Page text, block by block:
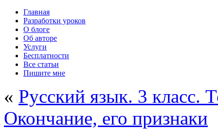
Главная
Разработки уроков
О блоге
Об авторе
Услуги
Бесплатности
Все статьи
Пишите мне
« Русский язык. 3 класс.
Окончание, его признаки